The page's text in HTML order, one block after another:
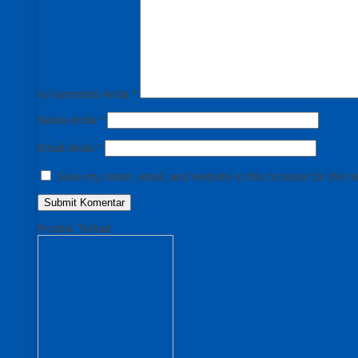
Isi komentar Anda *
Nama Anda *
Email Anda *
Save my name, email, and website in this browser for the
Produk Terkait